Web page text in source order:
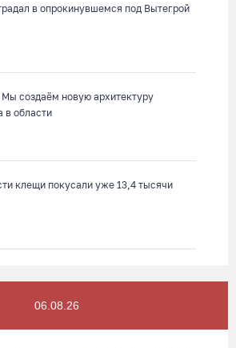
в опрокинувшемся под Вытегрой
создаём новую архитектуру
в области
клещи покусали уже 13,4 тысячи
06.08.26